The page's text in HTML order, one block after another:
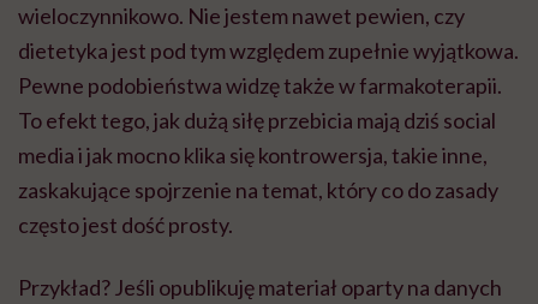
wieloczynnikowo. Nie jestem nawet pewien, czy
dietetyka jest pod tym względem zupełnie wyjątkowa.
Pewne podobieństwa widzę także w farmakoterapii.
To efekt tego, jak dużą siłę przebicia mają dziś social
media i jak mocno klika się kontrowersja, takie inne,
zaskakujące spojrzenie na temat, który co do zasady
często jest dość prosty.
Przykład? Jeśli opublikuję materiał oparty na danych